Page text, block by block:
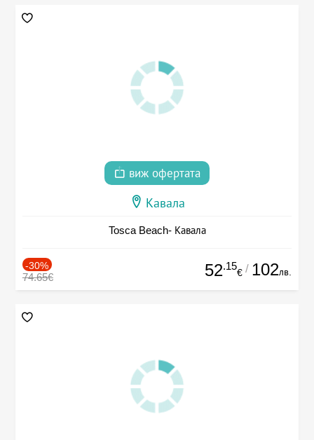
виж офертата
Кавала
Tosca Beach- Кавала
-30%
74.65€ 52.15
€ / 102лв.